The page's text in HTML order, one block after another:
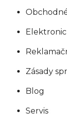
Zásady
Blog
Servis